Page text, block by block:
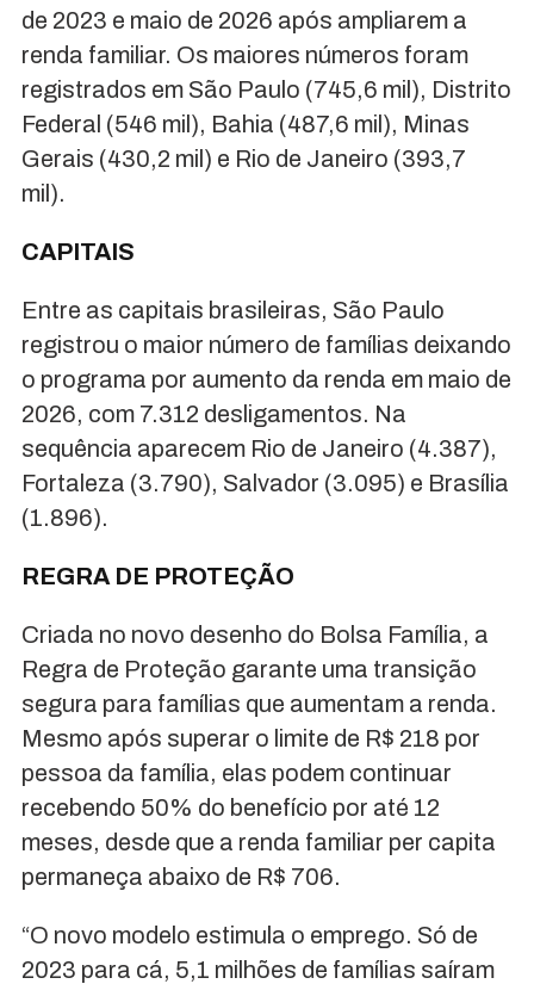
de 2023 e maio de 2026 após ampliarem a
renda familiar. Os maiores números foram
registrados em São Paulo (745,6 mil), Distrito
Federal (546 mil), Bahia (487,6 mil), Minas
Gerais (430,2 mil) e Rio de Janeiro (393,7
mil).
CAPITAIS
Entre as capitais brasileiras, São Paulo
registrou o maior número de famílias deixando
o programa por aumento da renda em maio de
2026, com 7.312 desligamentos. Na
sequência aparecem Rio de Janeiro (4.387),
Fortaleza (3.790), Salvador (3.095) e Brasília
(1.896).
REGRA DE PROTEÇÃO
Criada no novo desenho do Bolsa Família, a
Regra de Proteção garante uma transição
segura para famílias que aumentam a renda.
Mesmo após superar o limite de R$ 218 por
pessoa da família, elas podem continuar
recebendo 50% do benefício por até 12
meses, desde que a renda familiar per capita
permaneça abaixo de R$ 706.
“O novo modelo estimula o emprego. Só de
2023 para cá, 5,1 milhões de famílias saíram